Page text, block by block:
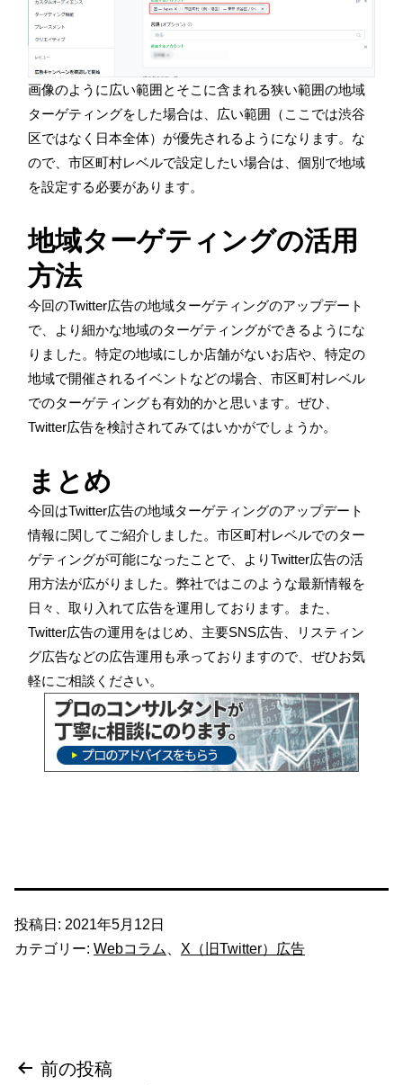
画像のように広い範囲とそこに含まれる狭い範囲の地域
ターゲティングをした場合は、広い範囲（ここでは渋谷
区ではなく日本全体）が優先されるようになります。な
ので、市区町村レベルで設定したい場合は、個別で地域
を設定する必要があります。
地域ターゲティングの活用
方法
今回のTwitter広告の地域ターゲティングのアップデート
で、より細かな地域のターゲティングができるようにな
りました。特定の地域にしか店舗がないお店や、特定の
地域で開催されるイベントなどの場合、市区町村レベル
でのターゲティングも有効的かと思います。ぜひ、
Twitter広告を検討されてみてはいかがでしょうか。
まとめ
今回はTwitter広告の地域ターゲティングのアップデート
情報に関してご紹介しました。市区町村レベルでのター
ゲティングが可能になったことで、よりTwitter広告の活
用方法が広がりました。弊社ではこのような最新情報を
日々、取り入れて広告を運用しております。また、
Twitter広告の運用をはじめ、主要SNS広告、リスティン
グ広告などの広告運用も承っておりますので、ぜひお気
軽にご相談ください。
投稿日: 2021年5月12日
カテゴリー: Webコラム X（旧Twitter）広告
投前の投稿